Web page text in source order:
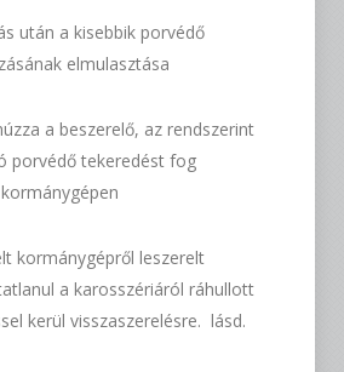
után a kisebbik porvédő
elmulasztása
a beszerelő, az rendszerint
porvédő tekeredést fog
kormánygépről leszerelt
a karosszériáról ráhullott
kerül visszaszerelésre. lásd.